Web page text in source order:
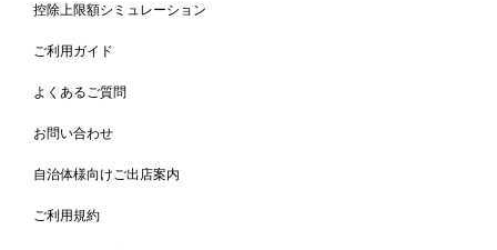
控除上限額シミュレーション
ご利用ガイド
よくあるご質問
お問い合わせ
自治体様向けご出店案内
ご利用規約